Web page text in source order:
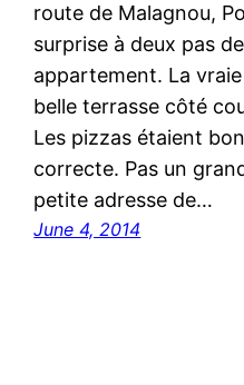
route de Malagnou,
surprise à deux pas
appartement. La
belle terrasse côté
Les pizzas étaient
correcte. Pas un
petite adresse de…
June 4, 2014